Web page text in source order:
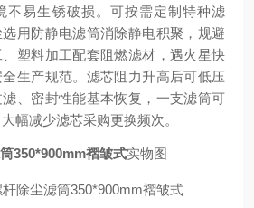
不易生锈破损。可按需定制特种滤
用防静电滤筒消除静电积聚，规避
塑料加工配套阻燃滤材，遇火星快
生产规范。滤芯阻力升高后可低压
、密封性能基本恢复，一支滤筒可
幅减少滤芯采购更换频次。
350*900mm褶皱式实物图